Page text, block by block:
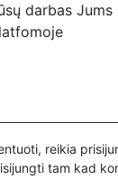
darbas
reikia
tam kad